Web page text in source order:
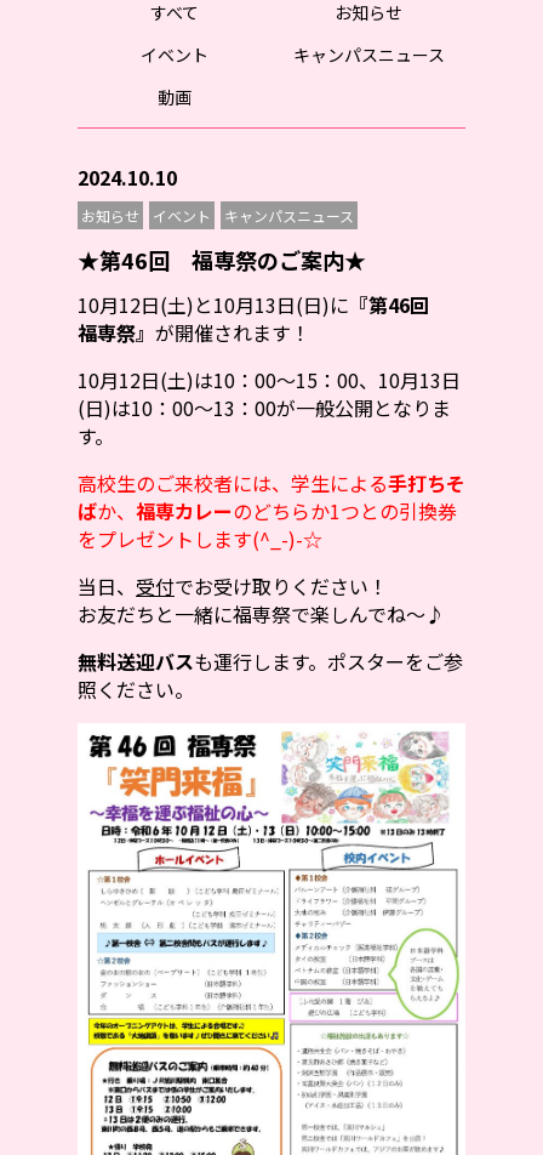
すべて
お知らせ
イベント
キャンパスニュース
動画
2024.10.10
お知らせ イベント キャンパスニュース
★第46回 福専祭のご案内★
10月12日(土)と10月13日(日)に 『第46回
福専祭』 が開催されます！
10月12日(土)は10：00～15：00、10月13日
(日)は10：00～13：00が一般公開となりま
す。
高校生のご来校者には、学生による手打ちそ
ばか、 福専カレーのどちらか1つとの引換券
をプレゼントします(^_-)-☆
当日、 受付でお受け取りください！
お友だちと一緒に福専祭で楽しんでね～♪
無料送迎バスも運行します。ポスターをご参
照ください。